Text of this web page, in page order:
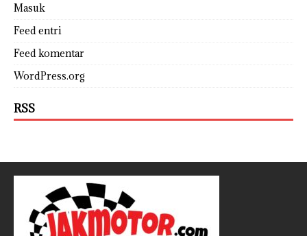
Masuk
Feed entri
Feed komentar
WordPress.org
RSS